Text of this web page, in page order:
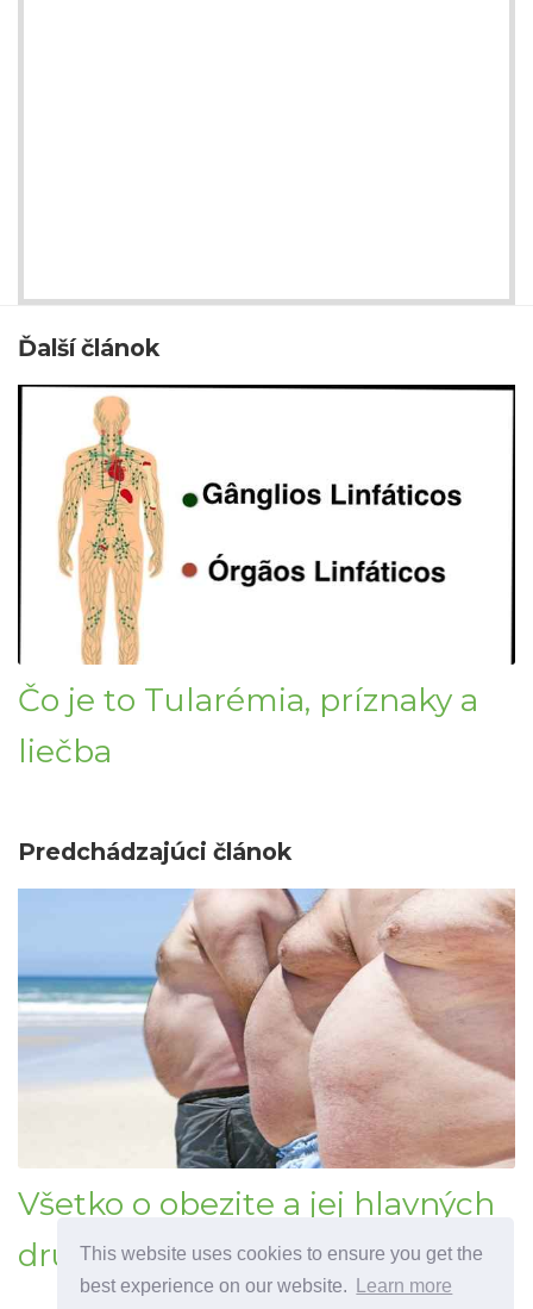
This website uses cookies to ensure you get the
best experience on our website.
Learn more
Ďalší článok
Čo je to Tularémia, príznaky a
liečba
Predchádzajúci článok
Všetko o obezite a jej hlavných
druhoch